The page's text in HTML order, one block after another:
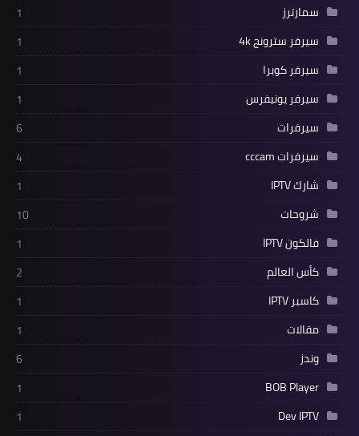
سمارترز
1
سيرفر سترونج 4k
1
سيرفر كوبرا
1
سيرفر يونيفرس
1
سيرفرات
6
سيرفرات cccam
4
شارك IPTV
1
شروحات
10
فالكون IPTV
1
كأس العالم
2
كاسبر IPTV
1
مقالات
1
وندز
6
BOB Player
1
Dev IPTV
1